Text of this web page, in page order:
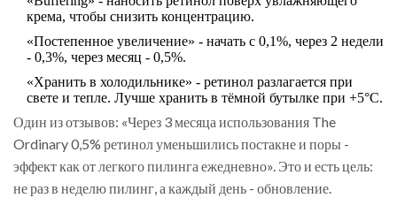
крема, чтобы снизить концентрацию.
«Постепенное увеличение» - начать с 0,1%, через 2 недели
- 0,3%, через месяц - 0,5%.
«Хранить в холодильнике» - ретинол разлагается при
свете и тепле. Лучше хранить в тёмной бутылке при +5°C.
Один из отзывов: «Через 3 месяца использования The
Ordinary 0,5% ретинол уменьшились постакне и поры -
эффект как от легкого пилинга ежедневно». Это и есть цель:
не раз в неделю пилинг, а каждый день - обновление.